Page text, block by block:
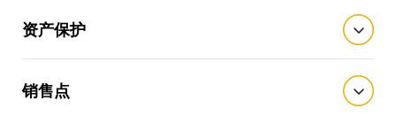
资产保护
销售点